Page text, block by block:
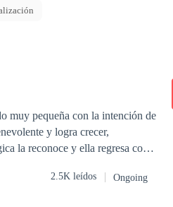
muy pequeña con la intención de
y logra crecer,
la reconoce y ella regresa con
y el favor de la
2.5K leídos Ongoing